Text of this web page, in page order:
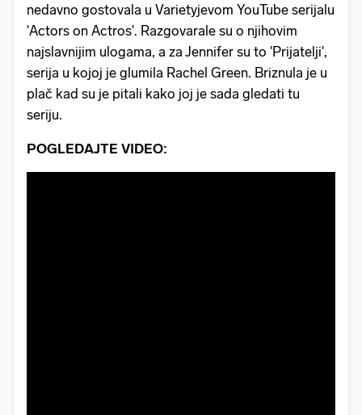
nedavno gostovala u Varietyjevom YouTube serijalu
'Actors on Actros'. Razgovarale su o njihovim
najslavnijim ulogama, a za Jennifer su to 'Prijatelji',
serija u kojoj je glumila Rachel Green. Briznula je u
plač kad su je pitali kako joj je sada gledati tu
seriju.
POGLEDAJTE VIDEO: